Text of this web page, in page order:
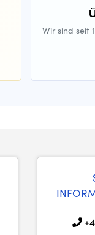
Wir sind seit